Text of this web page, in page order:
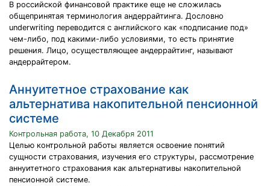
В российской финансовой практике еще не сложилась
общепринятая терминология андеррайтинга. Дословно
underwriting переводится с английского как «подписание под»
чем-либо, под какими-либо условиями, то есть принятие
решения. Лицо, осуществляющее андеррайтинг, называют
андеррайтером.
Аннуитетное страхование как
альтернатива накопительной пенсионной
системе
Контрольная работа, 10 Декабря 2011
Целью контрольной работы является освоение понятий
сущности страхования, изучения его структуры, рассмотрение
аннуитетного страхования как альтернативы накопительной
пенсионной системе.